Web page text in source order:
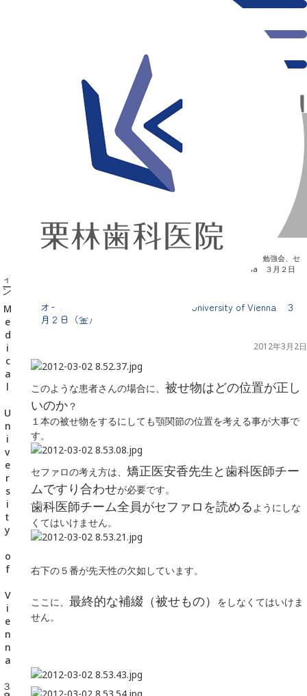
千葉県の新浦安にある歯医者｜オーストリア・ウィーン Medical University of Vienna ３月２日（金）
オーストリア・ウィーン Medical University of
Vienna ３月２日（金）
勉強会、セ
オーストリア・ウィーン Medical University of Vienna ３月２日
オーストリア・ウィーン Medical University of Vienna ３
月２日（金）
2012年3月2日
このような患者さんの場合に、 被せ物はどの位置が正し
いのか？
１本の被せ物をするにしても顎関節の位置を考える事が大事で
す。
セファロの考え方は、 矯正医安香先生と歯科医師チー
ムですり合わせが必要です。
歯科医師チーム全員がセファロを読めるようにしな
くてはいけません。
右下の５番が先天性の欠如しています。
ここに、 最終的な補綴（被せもの）
をしなくてはいけま
せん。